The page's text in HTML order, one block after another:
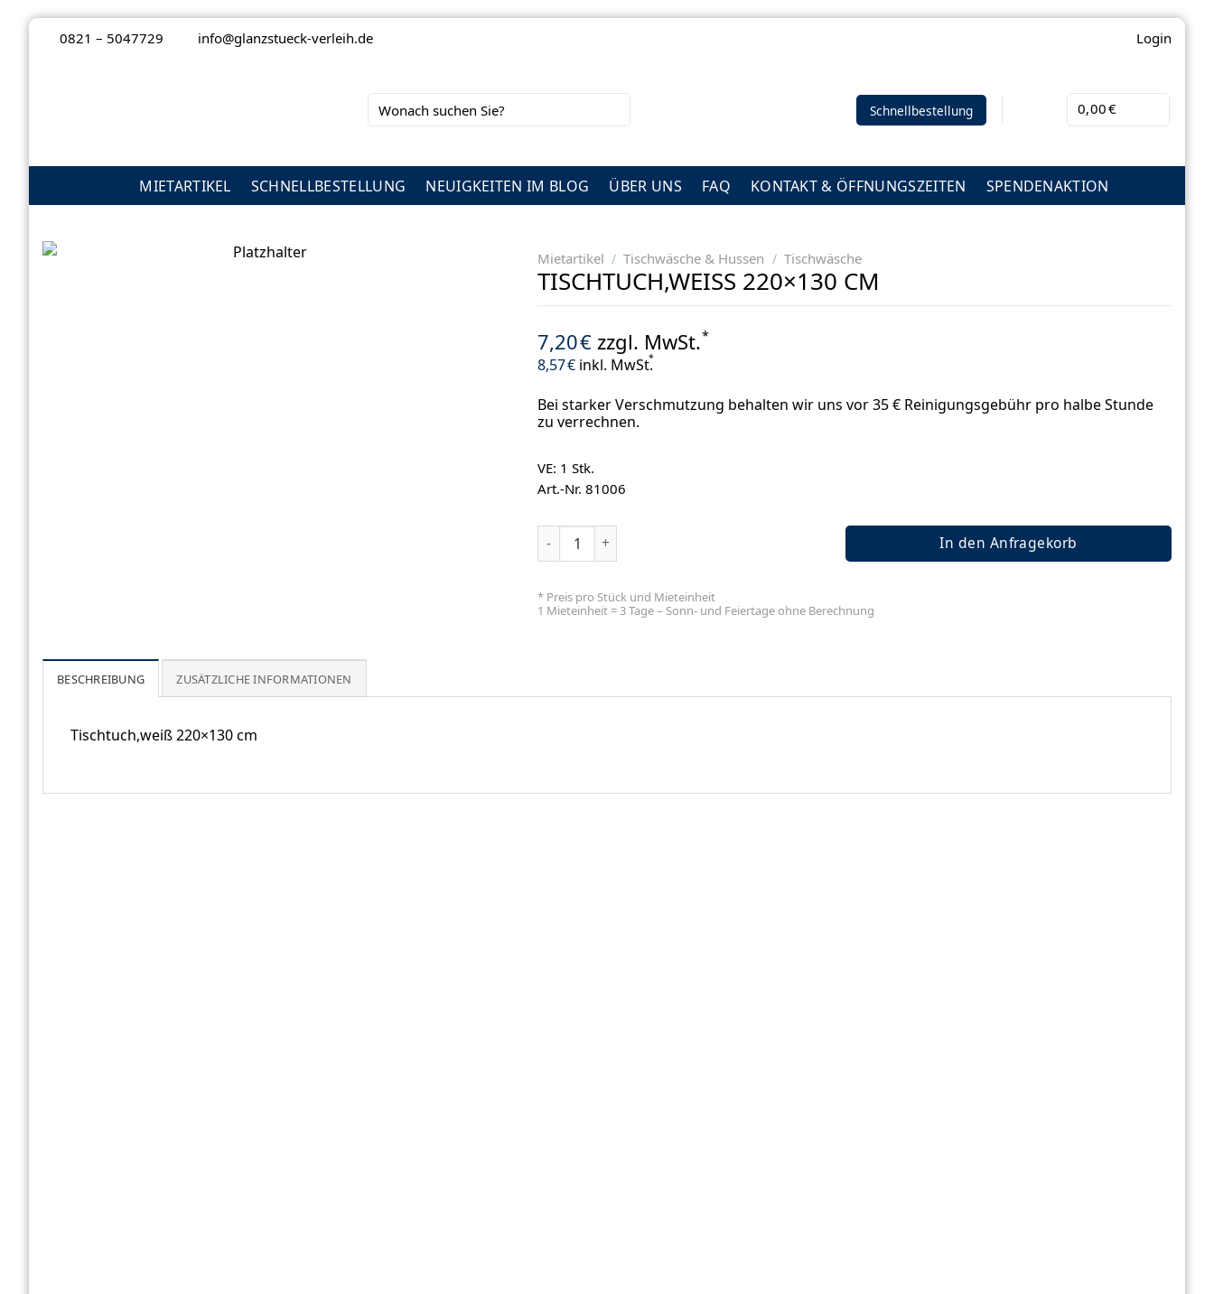
Zum 0821 – 5047729 info@glanzstueck-verleih.de Login
Suche
Schnellbestellung 0,00€
MIETARTIKEL SCHNELLBESTELLUNG NEUIGKEITEN IM BLOG ÜBER UNS FAQ KONTAKT & ÖFFNUNGSZEITEN SPENDENAKTION
Mietartikel / Tischwäsche & Hussen / Tischwäsche
TISCHTUCH,WEISS 220×130 CM
7,20€ zzgl. MwSt.*
8,57€ inkl. MwSt.*
Bei starker Verschmutzung behalten wir uns vor 35 € Reinigungsgebühr pro halbe Stunde
zu verrechnen.
VE: 1Stk.
Art.-Nr. 81006
Tischtuch,weiß 220x130 cm Menge In den Anfragekorb
* Preis pro Stück und Mieteinheit
1 Mieteinheit = 3 Tage – Sonn- und Feiertage ohne Berechnung
BESCHREIBUNG ZUSÄTZLICHE INFORMATIONEN
Tischtuch,weiß 220×130 cm